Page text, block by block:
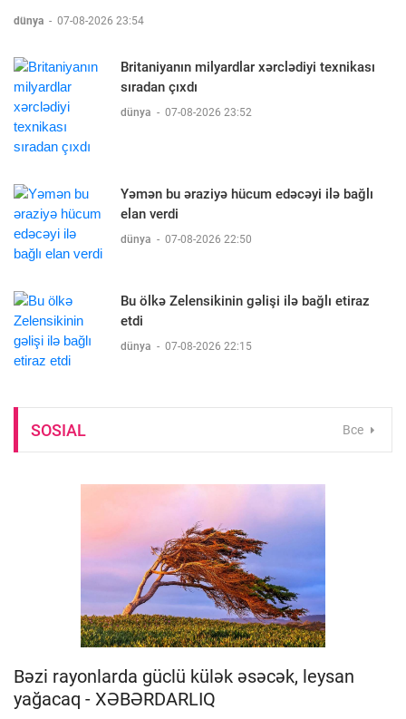
dünya - 07-08-2026 23:54
Britaniyanın milyardlar xərclədiyi texnikası
sıradan çıxdı
dünya - 07-08-2026 23:52
Yəmən bu əraziyə hücum edəcəyi ilə bağlı
elan verdi
dünya - 07-08-2026 22:50
Bu ölkə Zelensikinin gəlişi ilə bağlı etiraz
etdi
dünya - 07-08-2026 22:15
SOSIAL Все
Bəzi rayonlarda güclü külək əsəcək, leysan
yağacaq - XƏBƏRDARLIQ